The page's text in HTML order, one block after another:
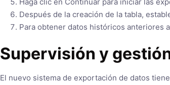
Después de la creación de la tabla,
Para obtener datos históricos anteriores
Supervisión y
El nuevo sistema de exportación de datos